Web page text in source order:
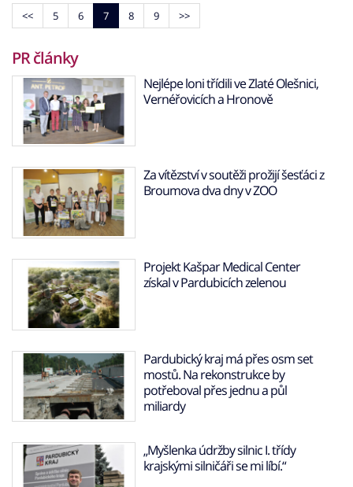
<< 5 6 7 8 9 >>
PR články
Nejlépe loni třídili ve Zlaté Olešnici,
Vernéřovicích a Hronově
Za vítězství v soutěži prožijí šesťáci z
Broumova dva dny v ZOO
Projekt Kašpar Medical Center
získal v Pardubicích zelenou
Pardubický kraj má přes osm set
mostů. Na rekonstrukce by
potřeboval přes jednu a půl
miliardy
„Myšlenka údržby silnic I. třídy
krajskými silničáři se mi líbí.“